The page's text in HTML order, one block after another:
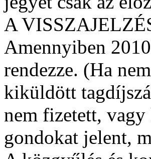
A
Amennyiben
rendezze. (Ha
kiküldött
nem fizetett,
gondokat jelent,